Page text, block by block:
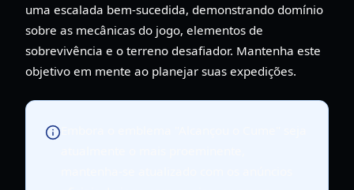
uma escalada bem-sucedida, demonstrando domínio
sobre as mecânicas do jogo, elementos de
sobrevivência e o terreno desafiador. Mantenha este
objetivo em mente ao planejar suas expedições.